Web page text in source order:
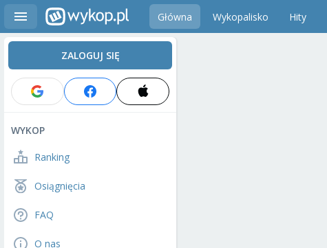
Główna Wykopalisko Hity
ZALOGUJ SIĘ
WYKOP
Ranking
Osiągnięcia
FAQ
O nas